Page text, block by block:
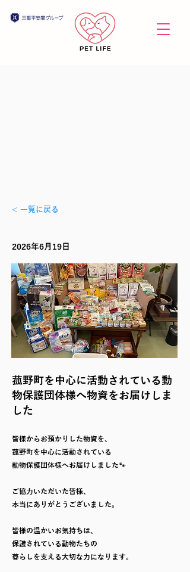
< 一覧に戻る
2026年6月19日
菰野町を中心に活動されている動
物保護団体様へ物資をお届けしま
した
皆様からお預かりした物資を、
菰野町を中心に活動されている
動物保護団体様へお届けしました🐾
ご協力いただいた皆様、
本当にありがとうございました。
皆様の温かいお気持ちは、
保護されている動物たちの
暮らしを支える大切な力になります。